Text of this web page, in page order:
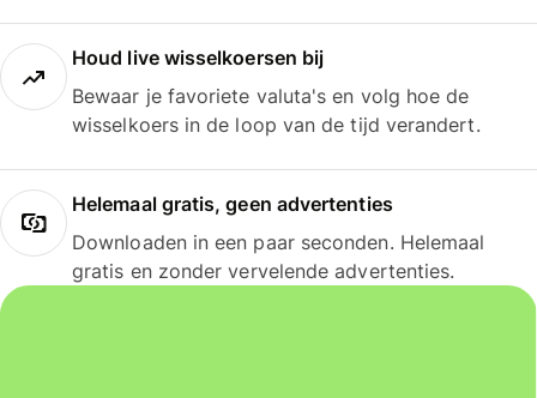
Houd live wisselkoersen bij
Bewaar je favoriete valuta's en volg hoe de
wisselkoers in de loop van de tijd verandert.
Helemaal gratis, geen advertenties
Downloaden in een paar seconden. Helemaal
gratis en zonder vervelende advertenties.